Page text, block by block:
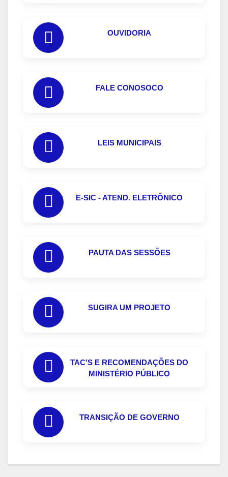
OUVIDORIA
FALE CONOSOCO
LEIS MUNICIPAIS
E-SIC - ATEND. ELETRÔNICO
PAUTA DAS SESSÕES
SUGIRA UM PROJETO
TAC'S E RECOMENDAÇÕES DO
MINISTÉRIO PÚBLICO
TRANSIÇÃO DE GOVERNO